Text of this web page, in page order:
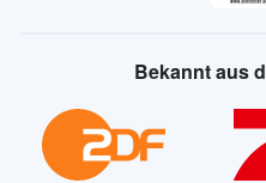
Bekannt aus